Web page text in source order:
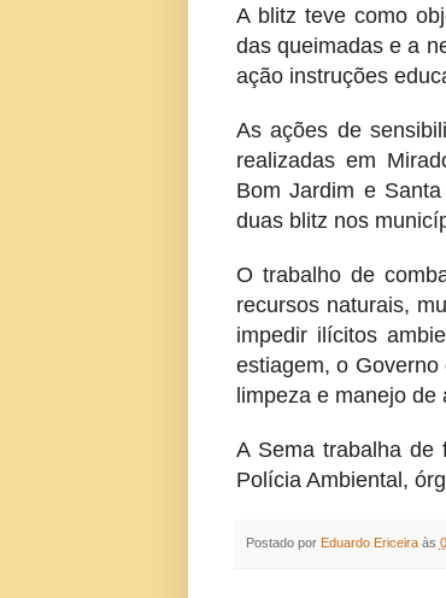
A blitz teve como
das queimadas e a
ação instruções
As ações de
realizadas em
Bom Jardim e
duas blitz nos
O trabalho de
recursos naturais,
impedir ilícitos
estiagem, o
limpeza e manejo de
A Sema trabalha de
Polícia Ambiental,
Postado por Eduardo Ericeira às